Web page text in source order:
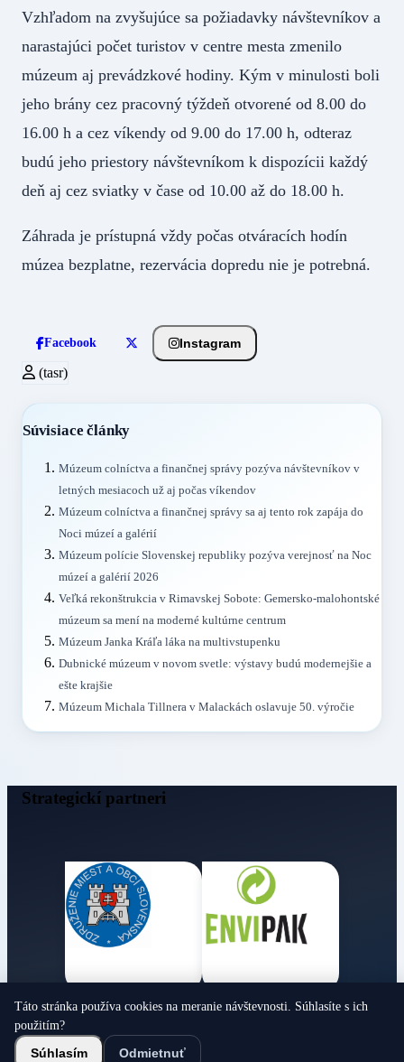
Vzhľadom na zvyšujúce sa požiadavky návštevníkov a
narastajúci počet turistov v centre mesta zmenilo
múzeum aj prevádzkové hodiny. Kým v minulosti boli
jeho brány cez pracovný týždeň otvorené od 8.00 do
16.00 h a cez víkendy od 9.00 do 17.00 h, odteraz
budú jeho priestory návštevníkom k dispozícii každý
deň aj cez sviatky v čase od 10.00 až do 18.00 h.
Záhrada je prístupná vždy počas otváracích hodín
múzea bezplatne, rezervácia dopredu nie je potrebná.
Facebook Instagram
(tasr)
Súvisiace články
Múzeum colníctva a finančnej správy pozýva návštevníkov v
letných mesiacoch už aj počas víkendov
Múzeum colníctva a finančnej správy sa aj tento rok zapája do
Noci múzeí a galérií
Múzeum polície Slovenskej republiky pozýva verejnosť na Noc
múzeí a galérií 2026
Veľká rekonštrukcia v Rimavskej Sobote: Gemersko-malohontské
múzeum sa mení na moderné kultúrne centrum
Múzeum Janka Kráľa láka na multivstupenku
Dubnické múzeum v novom svetle: výstavy budú modernejšie a
ešte krajšie
Múzeum Michala Tillnera v Malackách oslavuje 50. výročie
Strategickí partneri
Obecné noviny
© 2026 Všetky práva vyhradené
Táto stránka používa cookies na meranie návštevnosti. Súhlasíte s ich
použitím?
Súhlasím Odmietnuť